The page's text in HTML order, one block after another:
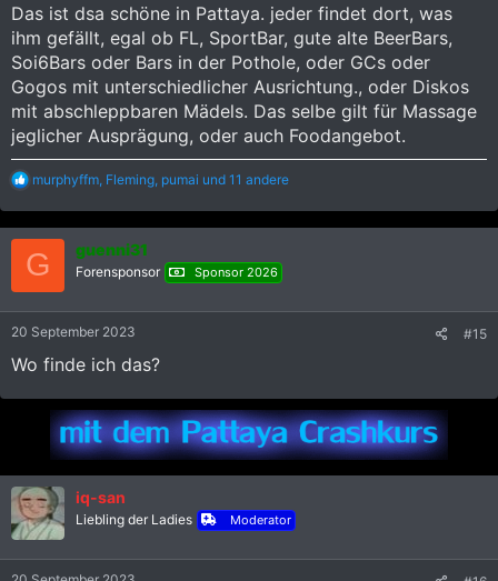
Das ist dsa schöne in Pattaya. jeder findet dort, was
ihm gefällt, egal ob FL, SportBar, gute alte BeerBars,
Soi6Bars oder Bars in der Pothole, oder GCs oder
Gogos mit unterschiedlicher Ausrichtung., oder Diskos
mit abschleppbaren Mädels. Das selbe gilt für Massage
jeglicher Ausprägung, oder auch Foodangebot.
R
a
k
i
n
murphyffm Fleming pumai und 11 andere
G guenni31
Forensponsor Sponsor 2026
20 September 2023 #15
Wo finde ich das?
iq-san
Liebling der Ladies Moderator